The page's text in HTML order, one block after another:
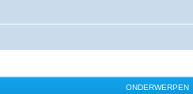
ONDERWERPEN